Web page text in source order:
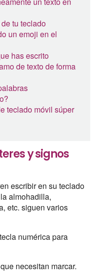
tu teclado
un emoji en el
has escrito
de texto de forma
teclado móvil súper
y signos
escribir en su teclado
almohadilla,
etc. siguen varios
numérica para
necesitan marcar.